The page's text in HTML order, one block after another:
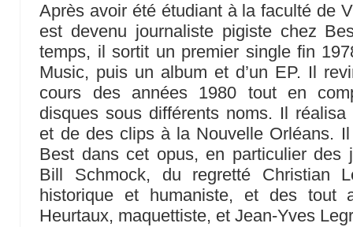
Après avoir été étudiant à la faculté de
est devenu journaliste pigiste chez
temps, il sortit un premier single fin
Music, puis un album et d’un EP. Il
cours des années 1980 tout en
disques sous différents noms. Il
et de des clips à la Nouvelle Orléans.
Best dans cet opus, en particulier des
Bill Schmock, du regretté Christian
historique et humaniste, et des tout
Heurtaux, maquettiste, et Jean-Yves